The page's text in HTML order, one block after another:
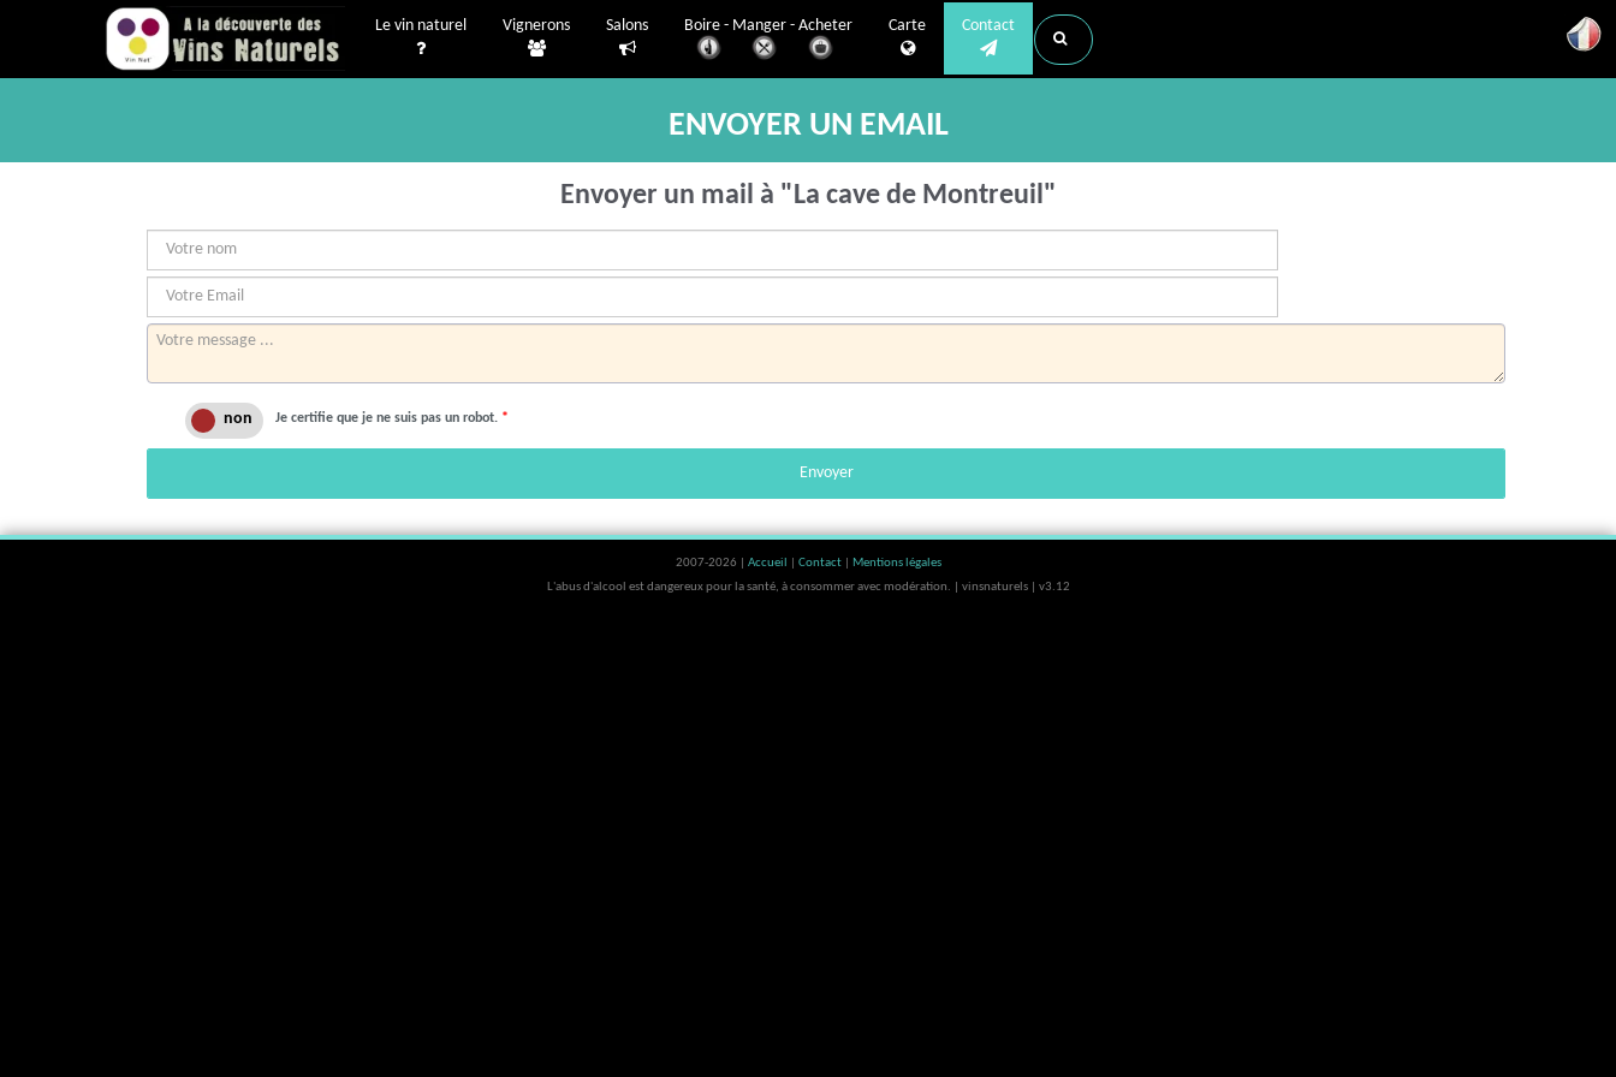
Le vin naturel Vignerons Salons Boire - Manger - Acheter Carte Contact
ENVOYER UN EMAIL
Envoyer un mail à "La cave de Montreuil"
Je certifie que je ne suis pas un robot. *
Envoyer
2007-2026 | Accueil Contact
Mentions légales
L'abus d'alcool est dangereux pour la santé, à consommer avec modération. | vinsnaturels | v3.12